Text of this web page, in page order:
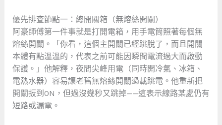
優先排查節點一：總開關箱（無熔絲開關）
阿豪師傅第一件事就是打開電箱，用手電筒照著每個無
熔絲開關。「你看，這個主開關已經跳脫了，而且開關
本體有點溫溫的，代表之前可能因瞬間電流過大而啟動
保護。」他解釋，夜間尖峰用電（同時開冷氣、冰箱、
電熱水器）容易讓老舊無熔絲開關過載跳電。他重新把
開關扳到ON，但過沒幾秒又跳掉——這表示線路某處仍有
短路或漏電。